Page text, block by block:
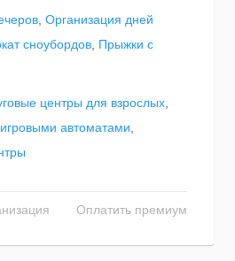
Организация дней
сноубордов Прыжки с
центры для взрослых
автоматами
Оплатить премиум